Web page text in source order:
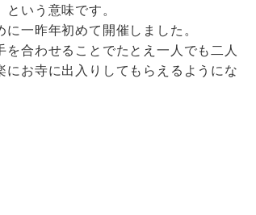
いう意味です。
一昨年初めて開催しました。
合わせることでたとえ一人でも二人
お寺に出入りしてもらえるようにな